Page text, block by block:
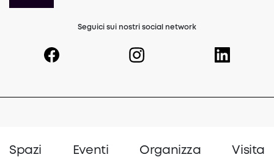
Seguici sui nostri social network
(opens in a new tab)(opens in a new tab)(opens in a
Spazi Eventi Organizza Visita